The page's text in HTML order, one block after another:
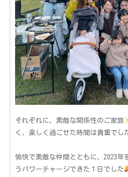
それぞれに、素敵な関係性のご家族
く、楽しく過ごせた時間は貴重でし
愉快で素敵な仲間とともに、2023年
うパワーチャージできた１日でした